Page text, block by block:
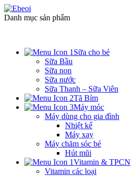
Danh mục sản phẩm
Sữa cho bé
Sữa Bầu
Sữa non
Sữa nước
Sữa Thanh – Sữa Viên
Tã Bỉm
Máy móc
Máy dùng cho gia đình
Nhiệt kế
Máy xay
Máy chăm sóc bé
Hút mũi
Vitamin & TPCN
Vitamin các loại